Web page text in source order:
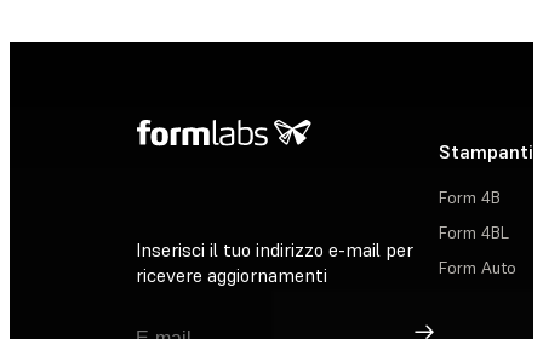
Inserisci il tuo indirizzo e-mail per
ricevere aggiornamenti
Registrati
Stampanti
Form 4B
Form 4BL
Form Auto